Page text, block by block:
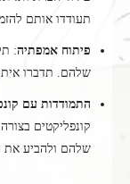
תעודדו אותם
פיתוח אמפתיה:
שלהם. תדברו
התמודדות עם
קונפליקטים
שלהם ולהביע את